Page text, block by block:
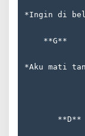
*Ingin di
**G**
*Aku mati